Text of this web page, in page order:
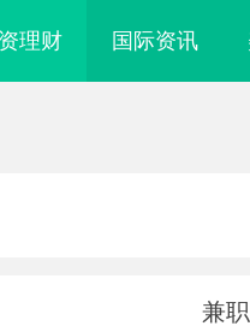
理财 国际资讯
兼职